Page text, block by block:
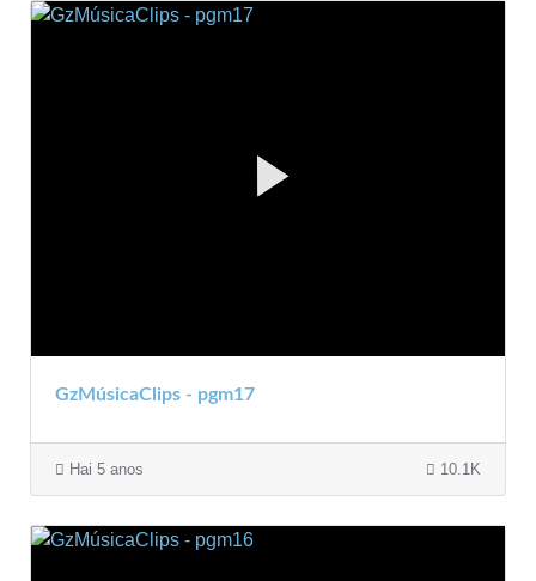
GzMúsicaClips - pgm17
Hai 5 anos 10.1K